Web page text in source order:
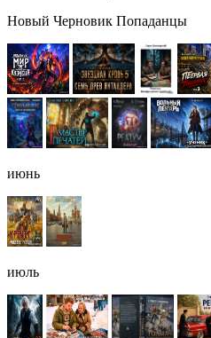
Новый Черновик Попаданцы
июнь
июль